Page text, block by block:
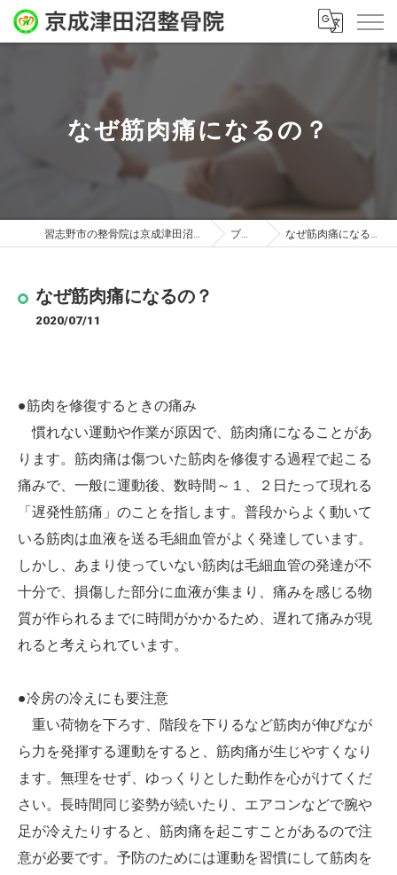
なぜ筋肉痛になるの？
習志野市の整骨院は京成津田沼整骨院 ブログ なぜ筋肉痛になるの？
なぜ筋肉痛になるの？
2020/07/11
●筋肉を修復するときの痛み
慣れない運動や作業が原因で、筋肉痛になることがあ
ります。筋肉痛は傷ついた筋肉を修復する過程で起こる
痛みで、一般に運動後、数時間～１、２日たって現れる
「遅発性筋痛」のことを指します。普段からよく動いて
いる筋肉は血液を送る毛細血管がよく発達しています。
しかし、あまり使っていない筋肉は毛細血管の発達が不
十分で、損傷した部分に血液が集まり、痛みを感じる物
質が作られるまでに時間がかかるため、遅れて痛みが現
れると考えられています。
●冷房の冷えにも要注意
重い荷物を下ろす、階段を下りるなど筋肉が伸びなが
ら力を発揮する運動をすると、筋肉痛が生じやすくなり
ます。無理をせず、ゆっくりとした動作を心がけてくだ
さい。長時間同じ姿勢が続いたり、エアコンなどで腕や
足が冷えたりすると、筋肉痛を起こすことがあるので注
意が必要です。予防のためには運動を習慣にして筋肉を